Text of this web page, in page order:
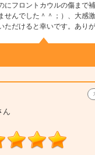
にフロントカウルの傷まで
せんでした＾＾；）、大感
ただけると幸いです。あり
ん